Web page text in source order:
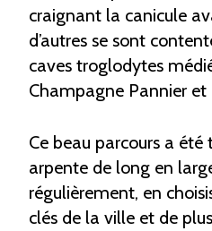
craignant la canicule
d’autres se sont
caves troglodytes
Champagne Pannier
Ce beau parcours a été
arpente de long en
régulièrement, en
clés de la ville et de